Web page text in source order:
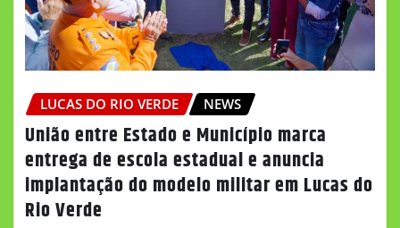
LUCAS DO RIO VERDE NEWS
União entre Estado e Município marca
entrega de escola estadual e anuncia
implantação do modelo militar em Lucas do
Rio Verde